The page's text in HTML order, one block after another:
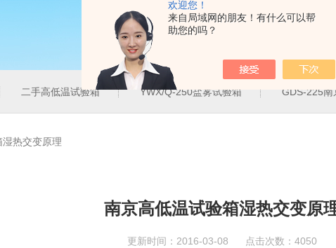
欢迎您！
来自局域网的朋友！有什么可以帮
助您的吗？
二手高低温试验箱 YWX/Q-250盐雾试验箱 GDS-225南京温湿度试
热交变原理
南京高低温试验箱湿热交变原
更新时间：2016-03-08 点击次数：4050